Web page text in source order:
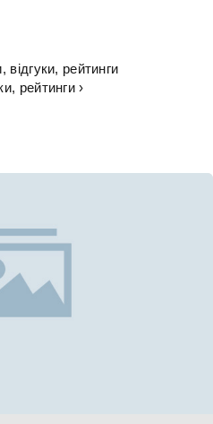
відгуки, рейтинги
рейтинги ›